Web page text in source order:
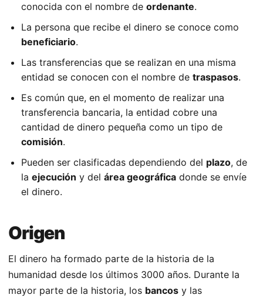
conocida con el nombre de ordenante.
La persona que recibe el dinero se conoce como
beneficiario.
Las transferencias que se realizan en una misma
entidad se conocen con el nombre de traspasos.
Es común que, en el momento de realizar una
transferencia bancaria, la entidad cobre una
cantidad de dinero pequeña como un tipo de
comisión.
Pueden ser clasificadas dependiendo del plazo, de
la ejecución y del área geográfica donde se envíe
el dinero.
Origen
El dinero ha formado parte de la historia de la
humanidad desde los últimos 3000 años. Durante la
mayor parte de la historia, los bancos y las